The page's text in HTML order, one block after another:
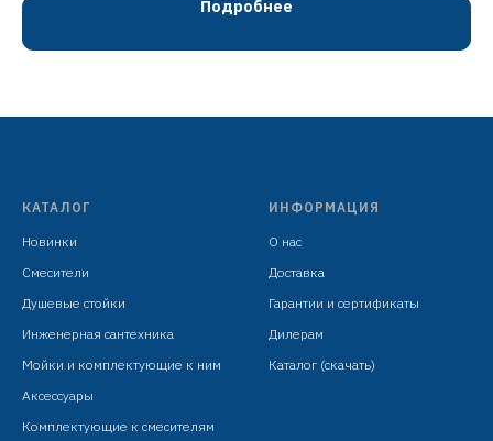
сталь SUS304
крепёж: гайка
Подробнее
КАТАЛОГ
Новинки
Смесители
Душевые стойки
Инженерная сантехника
Мойки и комплектующие к ним
Аксессуары
Комплектующие к смесителям
ИНФОРМАЦИЯ
О нас
Доставка
Гарантии и сертификаты
Дилерам
Каталог (скачать)